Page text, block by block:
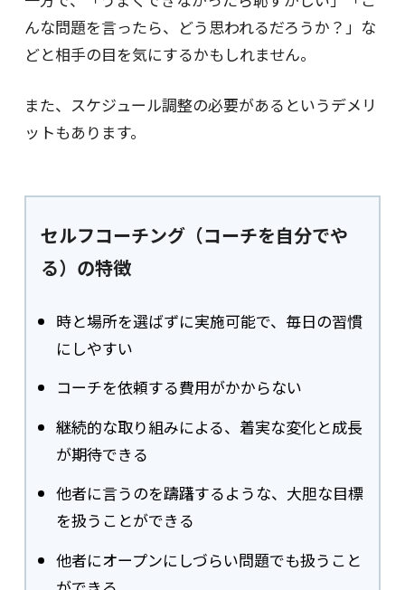
んな問題を言ったら、どう思われるだろうか？」な
どと相手の目を気にするかもしれません。
また、スケジュール調整の必要があるというデメリ
ットもあります。
セルフコーチング（コーチを自分でや
る）の特徴
時と場所を選ばずに実施可能で、毎日の習慣
にしやすい
コーチを依頼する費用がかからない
継続的な取り組みによる、着実な変化と成長
が期待できる
他者に言うのを躊躇するような、大胆な目標
を扱うことができる
他者にオープンにしづらい問題でも扱うこと